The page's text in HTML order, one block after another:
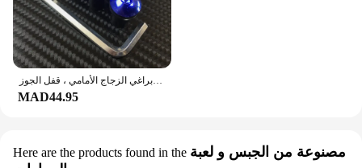
براغي الزجاج الأمامي للدراجة النارية لسوزوكي ، براغي الزجاج الأمامي ، قفل الجوز ، GSXR ، ، 2.8 ، K1 ، K2 ، K3 ، K4 ، K5 ، K6 ، K7 ، K8 ، K9 ، K11 ، 5 ، 10 ، من من من
MAD44.95
Here are the products found in the مصنوعة من الجبس و لعبة